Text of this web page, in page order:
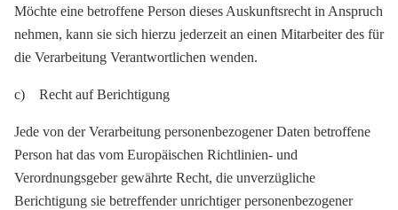
Möchte eine betroffene Person dieses Auskunftsrecht in Anspruch
nehmen, kann sie sich hierzu jederzeit an einen Mitarbeiter des für
die Verarbeitung Verantwortlichen wenden.
c) Recht auf Berichtigung
Jede von der Verarbeitung personenbezogener Daten betroffene
Person hat das vom Europäischen Richtlinien- und
Verordnungsgeber gewährte Recht, die unverzügliche
Berichtigung sie betreffender unrichtiger personenbezogener